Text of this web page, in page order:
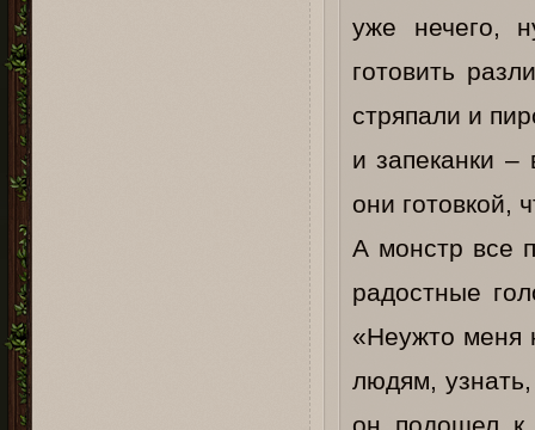
уже нечего,
готовить
стряпали и
и запеканки
они готовкой,
А монстр все
радостные
«Неужто меня
людям,